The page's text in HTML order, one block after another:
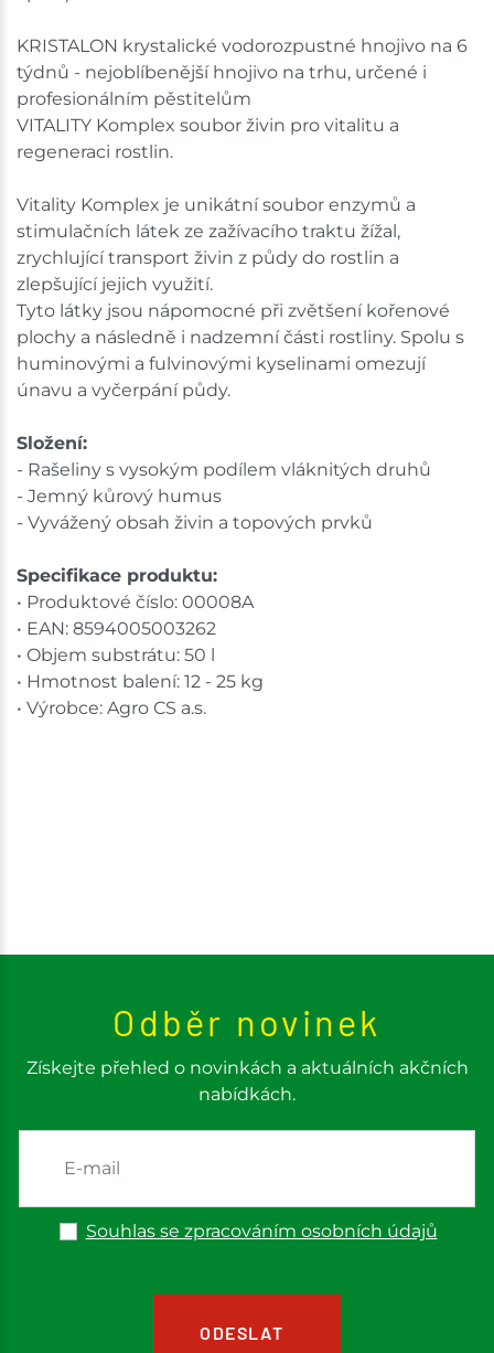
KRISTALON krystalické vodorozpustné hnojivo na 6
týdnů - nejoblíbenější hnojivo na trhu, určené i
profesionálním pěstitelům
VITALITY Komplex soubor živin pro vitalitu a
regeneraci rostlin.
Vitality Komplex je unikátní soubor enzymů a
stimulačních látek ze zažívacího traktu žížal,
zrychlující transport živin z půdy do rostlin a
zlepšující jejich využití.
Tyto látky jsou nápomocné při zvětšení kořenové
plochy a následně i nadzemní části rostliny. Spolu s
huminovými a fulvinovými kyselinami omezují
únavu a vyčerpání půdy.
Složení:
- Rašeliny s vysokým podílem vláknitých druhů
- Jemný kůrový humus
- Vyvážený obsah živin a topových prvků
Specifikace produktu:
• Produktové číslo: 00008A
• EAN: 8594005003262
• Objem substrátu: 50 l
• Hmotnost balení: 12 - 25 kg
• Výrobce: Agro CS a.s.
Odběr novinek
Získejte přehled o novinkách a aktuálních akčních
nabídkách.
Souhlas se zpracováním osobních údajů
ODESLAT